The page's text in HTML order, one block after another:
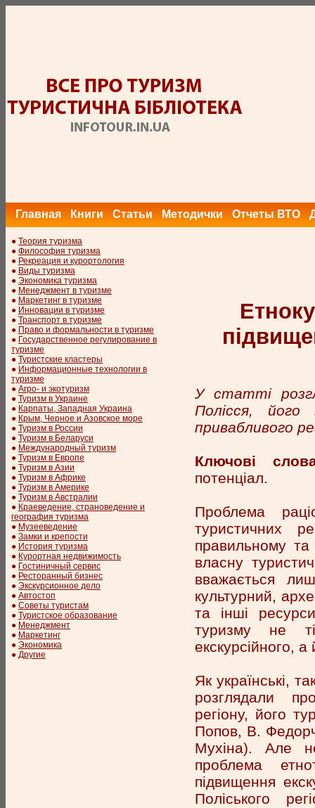
Главная Книги Статьи Методички Отчеты ВТО
● Теория туризма
● Философия туризма
● Рекреация и курортология
● Виды туризма
● Экономика туризма
● Менеджмент в туризме
● Маркетинг в туризме
● Инновации в туризме
● Транспорт в туризме
● Право и формальности в туризме
● Государственное регулирование в
туризме
● Туристские кластеры
● Информационные технологии в
туризме
● Агро- и экотуризм
● Туризм в Украине
● Карпаты, Западная Украина
● Крым, Черное и Азовское море
● Туризм в России
● Туризм в Беларуси
● Международный туризм
● Туризм в Европе
● Туризм в Азии
● Туризм в Африке
● Туризм в Америке
● Туризм в Австралии
● Краеведение, страноведение и
география туризма
● Музееведение
● Замки и крепости
● История туризма
● Курортная недвижимость
● Гостиничный сервис
● Ресторанный бизнес
● Экскурсионное дело
● Автостоп
● Советы туристам
● Туристское образование
● Менеджмент
● Маркетинг
● Экономика
● Другие
У статті
Полісся,
привабливого
Ключові
потенціал.
Проблема
туристичних
правильному та
власну
вважається
культурний,
та інші
туризму не
екскурсійного,
Як українські,
розглядали
регіону, його
Попов, В.
Мухіна). Але
проблема
підвищення
Поліського